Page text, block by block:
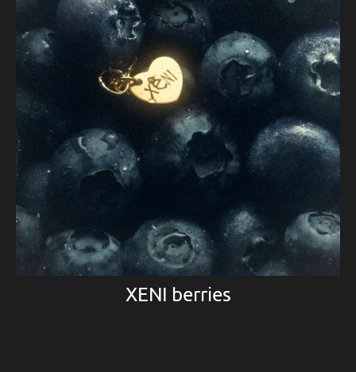
XENI berries